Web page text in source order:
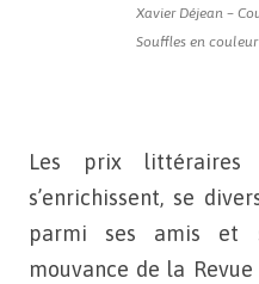
Xavier Déjean –
Souffles en couleur
Les prix littéraires
s’enrichissent, se
parmi ses amis et
mouvance de la